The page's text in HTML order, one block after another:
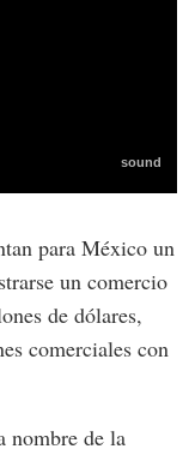
para México un
un comercio
de dólares,
comerciales con
nombre de la